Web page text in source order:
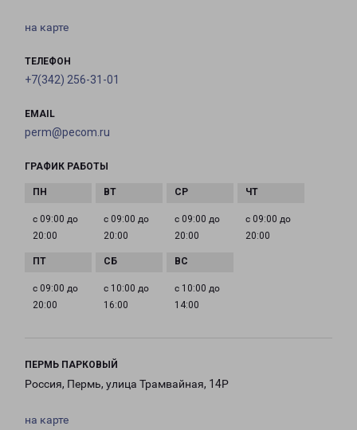
на карте
ТЕЛЕФОН
+7(342) 256-31-01
EMAIL
perm@pecom.ru
ГРАФИК РАБОТЫ
с 09:00 до
20:00
с 09:00 до
20:00
с 09:00 до
20:00
с 09:00 до
20:00
с 09:00 до
20:00
с 10:00 до
16:00
с 10:00 до
14:00
ПЕРМЬ ПАРКОВЫЙ
Россия, Пермь, улица Трамвайная, 14Р
на карте